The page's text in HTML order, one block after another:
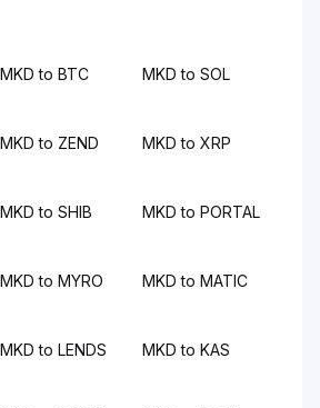
MKD to BTC MKD to SOL
MKD to ZEND MKD to XRP
MKD to SHIB MKD to PORTAL
MKD to MYRO MKD to MATIC
MKD to LENDS MKD to KAS